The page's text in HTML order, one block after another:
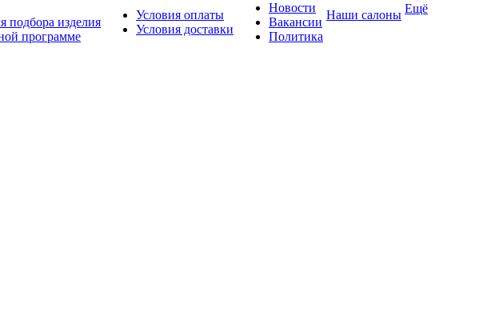
подбора изделия
программе
Условия оплаты
Условия доставки
Новости
Вакансии
Политика
Наши салоны Ещё